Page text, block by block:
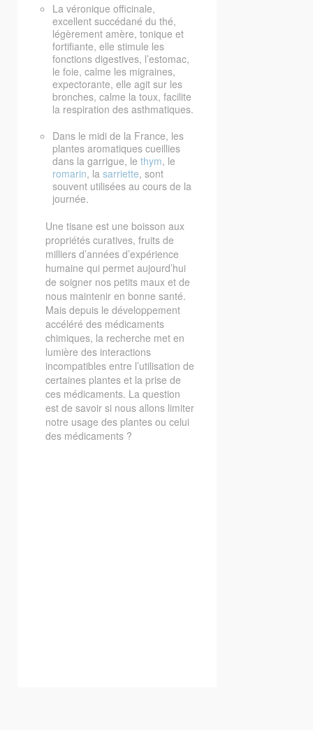
La véronique officinale,
excellent succédané du thé,
légèrement amère, tonique et
fortifiante, elle stimule les
fonctions digestives, l’estomac,
le foie, calme les migraines,
expectorante, elle agit sur les
bronches, calme la toux, facilite
la respiration des asthmatiques.
Dans le midi de la France, les
plantes aromatiques cueillies
dans la garrigue, le thym, le
romarin, la sarriette, sont
souvent utilisées au cours de la
journée.
Une tisane est une boisson aux
propriétés curatives, fruits de
milliers d’années d’expérience
humaine qui permet aujourd’hui
de soigner nos petits maux et de
nous maintenir en bonne santé.
Mais depuis le développement
accéléré des médicaments
chimiques, la recherche met en
lumière des interactions
incompatibles entre l’utilisation de
certaines plantes et la prise de
ces médicaments. La question
est de savoir si nous allons limiter
notre usage des plantes ou celui
des médicaments ?